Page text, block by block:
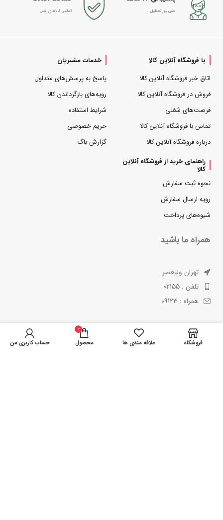
حتی روز تعطیل تمامی کالاهای اصل
با فروشگاه آنلاین کالا
اتاق خبر فروشگاه آنلاین کالا
فروش در فروشگاه آنلاین کالا
فرصت‌های شغلی
تماس با فروشگاه آنلاین کالا
درباره فروشگاه آنلاین کالا
خدمات مشتریان
پاسخ به پرسش‌های متداول
رویه‌های بازگرداندن کالا
شرایط استفاده
حریم خصوصی
گزارش باگ
راهنمای خرید از فروشگاه آنلاین
کالا
نحوه ثبت سفارش
رویه ارسال سفارش
شیوه‌های پرداخت
همراه ما باشید
تهران ولیعصر
تلفن : 02155
همراه : 09123
فروشگاه علاقه مندی ها
0
محصول حساب کاربری من